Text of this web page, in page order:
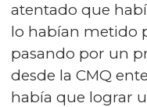
atentado que
lo habían metido
pasando por un
desde la CMQ
había que lograr